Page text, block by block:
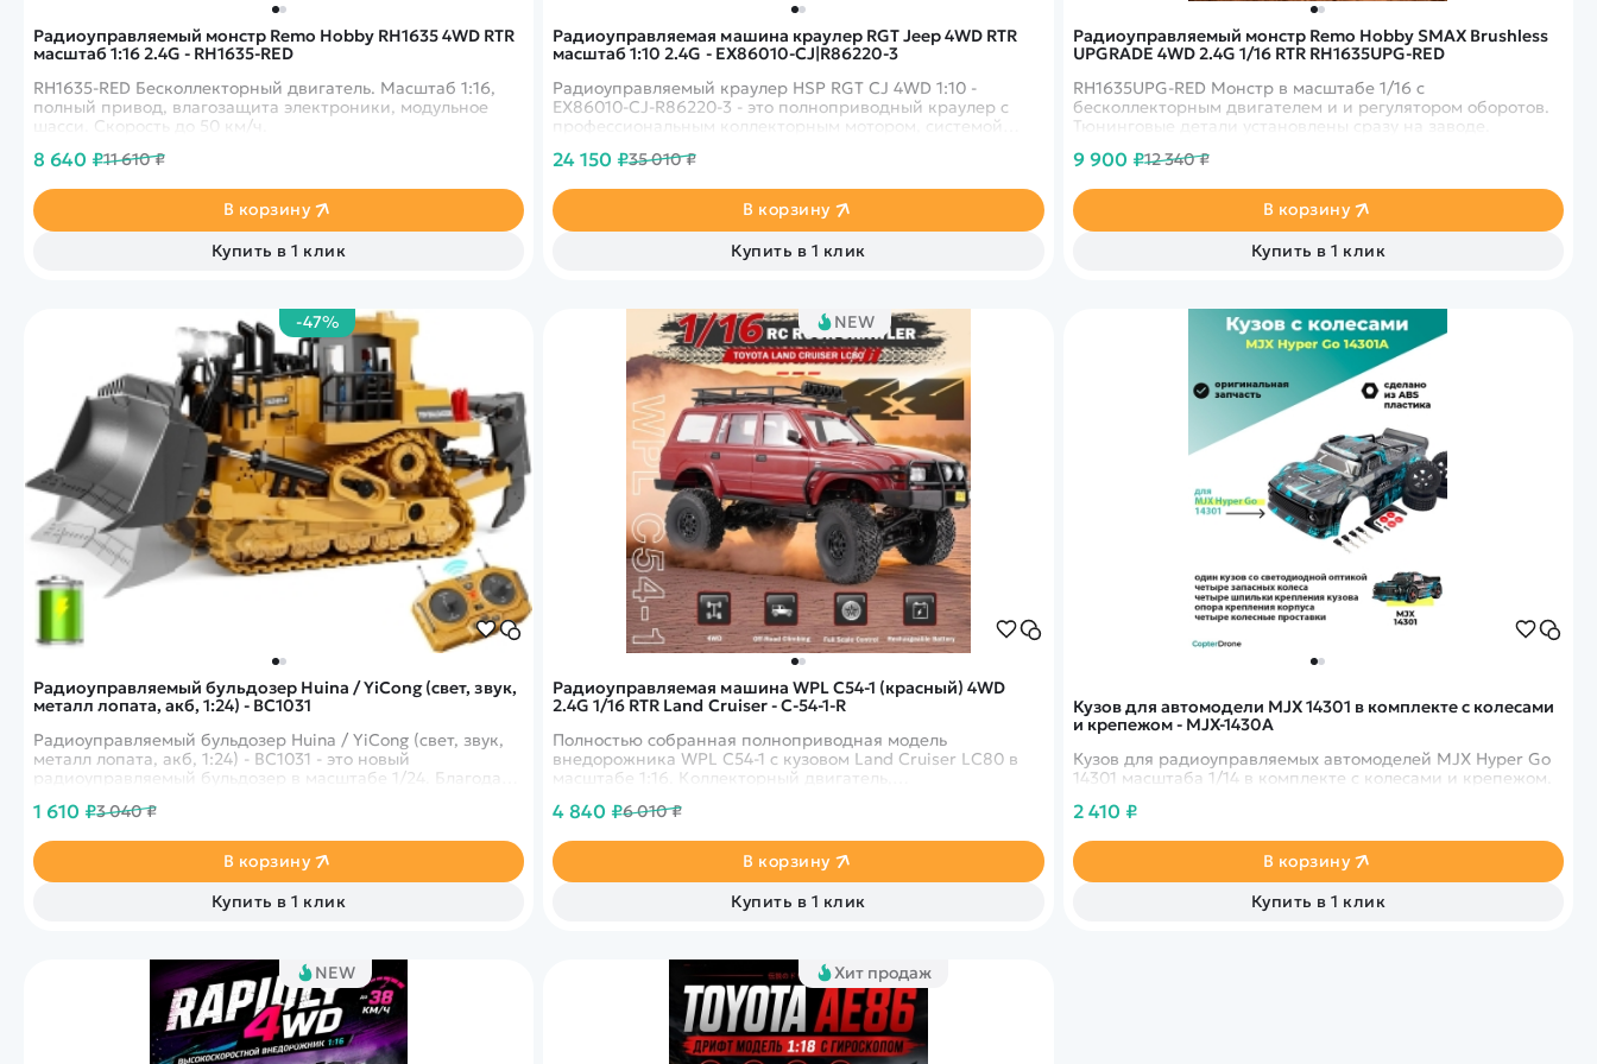
Радиоуправляемый монстр Remo Hobby SMAX Brushless
UPGRADE 4WD 2.4G 1/16 RTR RH1635UPG-RED
RH1635UPG-RED Монстр в масштабе 1/16 с
бесколлекторным двигателем и и регулятором оборотов.
Тюнинговые детали установлены сразу на заводе.
9 900 ₽12 340 ₽
В корзину
Купить в 1 клик
Радиоуправляемый монстр Remo Hobby RH1635 4WD RTR
масштаб 1:16 2.4G - RH1635-RED
RH1635-RED Бесколлекторный двигатель. Масштаб 1:16,
полный привод, влагозащита электроники, модульное
шасси. Скорость до 50 км/ч.
8 640 ₽11 610 ₽
В корзину
Купить в 1 клик
Радиоуправляемая машина краулер RGT Jeep 4WD RTR
масштаб 1:10 2.4G - EX86010-CJ|R86220-3
Радиоуправляемый краулер HSP RGT CJ 4WD 1:10 -
EX86010-CJ-R86220-3 - это полноприводный краулер с
профессиональным коллекторным мотором, системой
подготовленной многорычажной энергоемкой подвеской.
24 150 ₽35 010 ₽
В корзину
Купить в 1 клик
-47%
Радиоуправляемый бульдозер Huina / YiCong (свет, звук,
металл лопата, акб, 1:24) - BC1031
Радиоуправляемый бульдозер Huina / YiCong (свет, звук,
металл лопата, акб, 1:24) - BC1031 - это новый
радиоуправляемый бульдозер в масштабе 1/24. Благодаря
любой поверхности, включая камень, песок, дорога,
1 610 ₽3 040 ₽
В корзину
Купить в 1 клик
NEW
Радиоуправляемая машина WPL C54-1 (красный) 4WD
2.4G 1/16 RTR Land Cruiser - C-54-1-R
Полностью собранная полноприводная модель
внедорожника WPL C54-1 с кузовом Land Cruiser LC80 в
масштабе 1:16. Коллекторный двигатель,
Пропорциональное управление.
4 840 ₽6 010 ₽
В корзину
Купить в 1 клик
Кузов для автомодели MJX 14301 в комплекте с колесами
и крепежом - MJX-1430A
Кузов для радиоуправляемых автомоделей MJX Hyper Go
14301 масштаба 1/14 в комплекте с колесами и крепежом.
2 410 ₽
В корзину
Купить в 1 клик
NEW Хит продаж